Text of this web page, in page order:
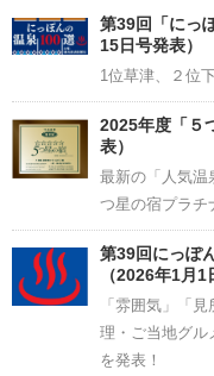
第39回「にっ
15日号発表）
1位草津、２位
2025年度「５
表）
最新の「人気温
つ星の宿プラチ
第39回にっぽ
（2026年1月1
「雰囲気」「
理・ご当地グル
を発表！